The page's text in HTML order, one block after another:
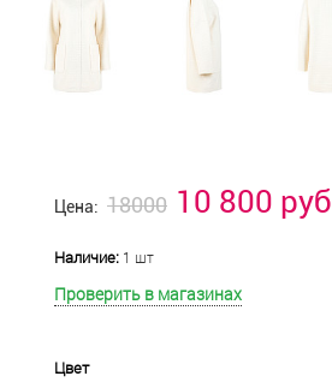
Цена: 18000 10 800 руб
Наличие: 1 шт
Проверить в магазинах
Цвет